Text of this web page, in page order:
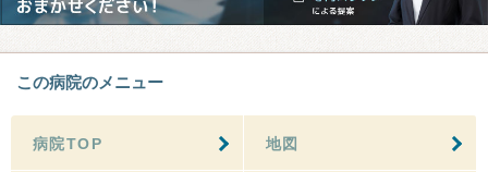
この病院のメニュー
病院TOP 地図